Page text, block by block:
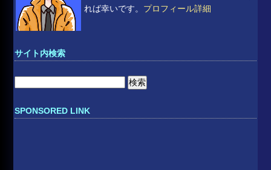
れば幸いです。 プロフィール詳細
サイト内検索
SPONSORED LINK